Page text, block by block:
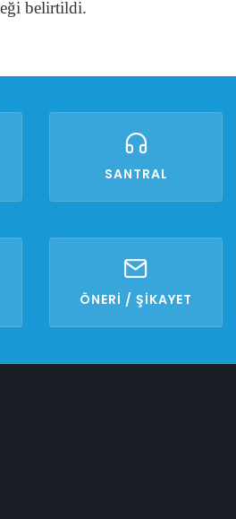
belirtildi.
SANTRAL
ÖNERİ / ŞİKAYET